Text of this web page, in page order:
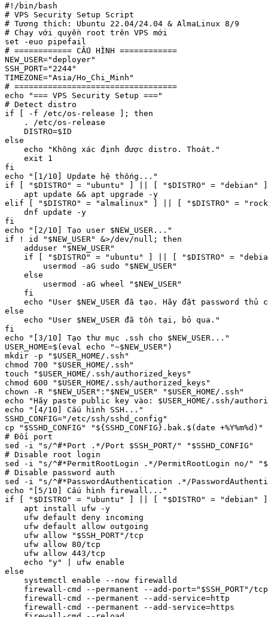
#!/bin/bash
# VPS Security Setup Script
# Tương thích: Ubuntu 22.04/24.04 & AlmaLinux 8/9
# Chạy với quyền root trên VPS mới
set -euo pipefail
# ============ CẤU HÌNH ============
NEW_USER="deployer"
SSH_PORT="2244"
TIMEZONE="Asia/Ho_Chi_Minh"
# ==================================
echo "=== VPS Security Setup ==="
# Detect distro
if [ -f /etc/os-release ]; then
    . /etc/os-release
    DISTRO=$ID
else
    echo "Không xác định được distro. Thoát."
    exit 1
fi
echo "[1/10] Update hệ thống..."
if [ "$DISTRO" = "ubuntu" ] || [ "$DISTRO" = "debian"
    apt update && apt upgrade -y
elif [ "$DISTRO" = "almalinux" ] || [ "$DISTRO" =
    dnf update -y
fi
echo "[2/10] Tạo user $NEW_USER..."
if ! id "$NEW_USER" &>/dev/null; then
    adduser "$NEW_USER"
if [ "$DISTRO" = "ubuntu" ] || [ "$DISTRO" =
        usermod -aG sudo "$NEW_USER"
    else
        usermod -aG wheel "$NEW_USER"
    fi
echo "User $NEW_USER đã tạo. Hãy đặt password thủ
else
    echo "User $NEW_USER đã tồn tại, bỏ qua."
fi
echo "[3/10] Tạo thư mục .ssh cho $NEW_USER..."
USER_HOME=$(eval echo "~$NEW_USER")
mkdir -p "$USER_HOME/.ssh"
chmod 700 "$USER_HOME/.ssh"
touch "$USER_HOME/.ssh/authorized_keys"
chmod 600 "$USER_HOME/.ssh/authorized_keys"
chown -R "$NEW_USER":"$NEW_USER" "$USER_HOME/.ssh"
echo "Hãy paste public key vào: $USER_HOME/.ssh/
echo "[4/10] Cấu hình SSH..."
SSHD_CONFIG="/etc/ssh/sshd_config"
cp "$SSHD_CONFIG" "${SSHD_CONFIG}.bak.$(date +%Y%m%d)"
# Đổi port
sed -i "s/^#*Port .*/Port $SSH_PORT/" "$SSHD_CONFIG"
# Disable root login
sed -i "s/^#*PermitRootLogin .*/PermitRootLogin no/"
# Disable password auth
sed -i "s/^#*PasswordAuthentication .*/
echo "[5/10] Cấu hình firewall..."
if [ "$DISTRO" = "ubuntu" ] || [ "$DISTRO" = "debian"
    apt install ufw -y
    ufw default deny incoming
    ufw default allow outgoing
    ufw allow "$SSH_PORT"/tcp
    ufw allow 80/tcp
    ufw allow 443/tcp
    echo "y" | ufw enable
else
    systemctl enable --now firewalld
    firewall-cmd --permanent --add-port="$SSH_PORT"/tcp
    firewall-cmd --permanent --add-service=http
    firewall-cmd --permanent --add-service=https